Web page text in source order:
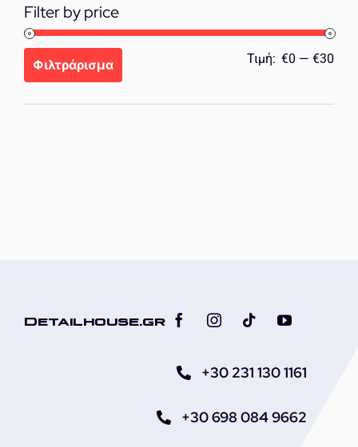
Filter by price
Φιλτράρισμα Τιμή: €0 — €30
Detailhouse.gr
+30 231 130 1161
+30 698 084 9662